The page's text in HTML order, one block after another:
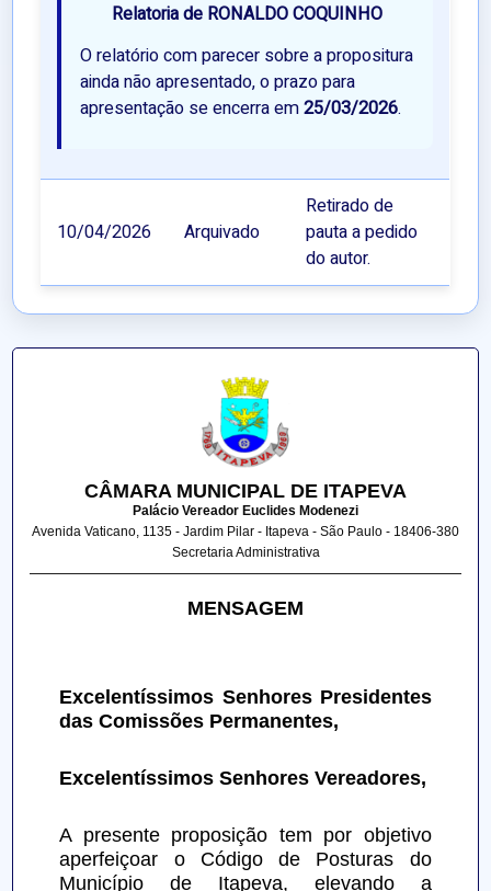
Relatoria de RONALDO COQUINHO
O relatório com parecer sobre a propositura
ainda não apresentado, o prazo para
apresentação se encerra em25/03/2026.
10/04/2026 Arquivado
Retirado de
pauta a pedido
do autor.
CÂMARA MUNICIPAL DE ITAPEVA
Palácio Vereador Euclides Modenezi
Avenida Vaticano, 1135 - Jardim Pilar - Itapeva - São Paulo - 18406-380
Secretaria Administrativa
MENSAGEM
Excelentíssimos Senhores Presidentes
das Comissões Permanentes,
Excelentíssimos Senhores Vereadores,
A presente proposição tem por objetivo
aperfeiçoar o Código de Posturas do
Município de Itapeva, elevando a